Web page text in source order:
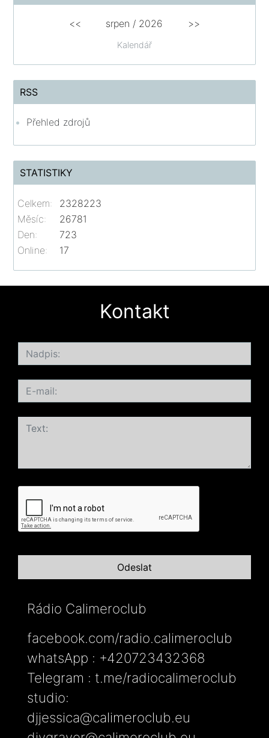
Kalendář
<< srpen / 2026 >>
RSS
Přehled zdrojů
STATISTIKY
Online: 17
Celkem:
2328223
Měsíc:
26781
Den:
723
Kontakt
Rádio Calimeroclub
facebook.com/radio.calimeroclub
whatsApp : +420723432368
Telegram : t.me/radiocalimeroclub
studio:
djjessica@calimeroclub.eu